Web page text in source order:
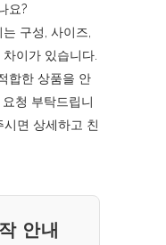
요?
구성, 사이즈,
이가 있습니다.
합한 상품을 안
청 부탁드립니
면 상세하고 친
안내